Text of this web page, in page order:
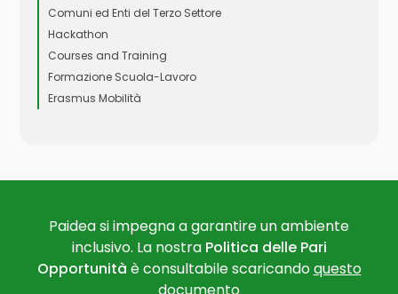
Comuni ed Enti del Terzo Settore
Hackathon
Courses and Training
Formazione Scuola-Lavoro
Erasmus Mobilità
Paidea si impegna a garantire un ambiente
inclusivo. La nostra Politica delle Pari
Opportunità è consultabile scaricandoquesto